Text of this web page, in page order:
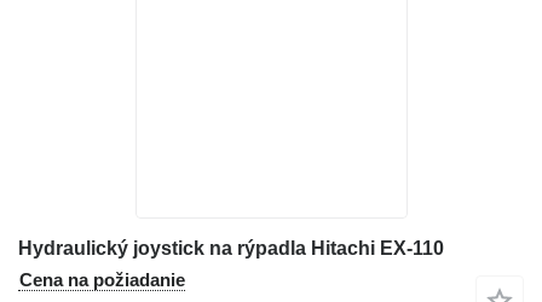
Hydraulický joystick na rýpadla Hitachi EX-110
Cena na požiadanie